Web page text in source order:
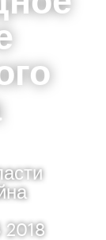
2018